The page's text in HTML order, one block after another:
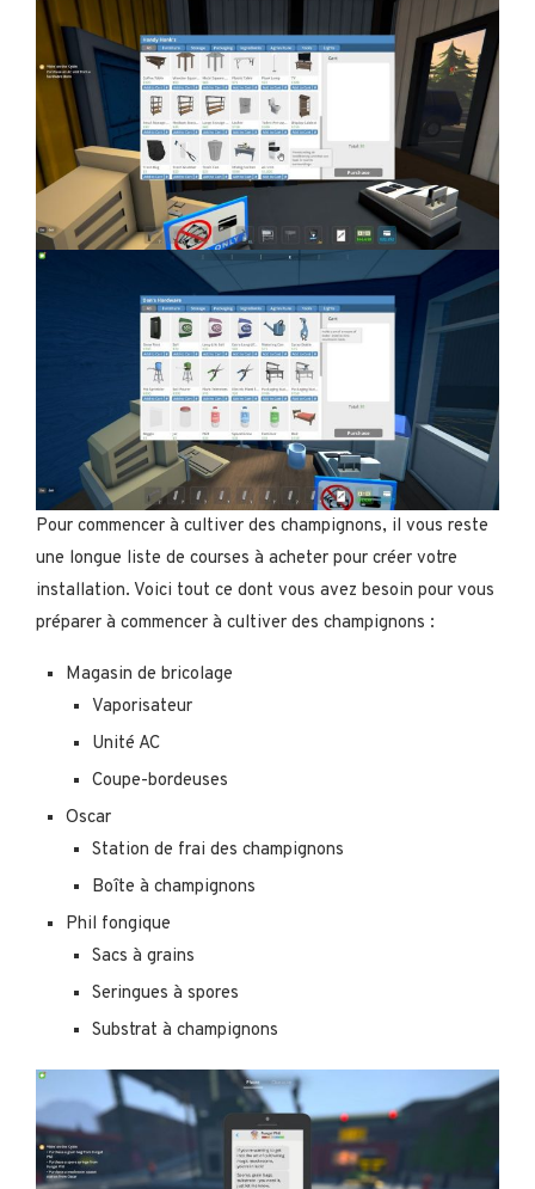
Pour commencer à cultiver des champignons, il vous reste
une longue liste de courses à acheter pour créer votre
installation. Voici tout ce dont vous avez besoin pour vous
préparer à commencer à cultiver des champignons :
Magasin de bricolage
Vaporisateur
Unité AC
Coupe-bordeuses
Oscar
Station de frai des champignons
Boîte à champignons
Phil fongique
Sacs à grains
Seringues à spores
Substrat à champignons